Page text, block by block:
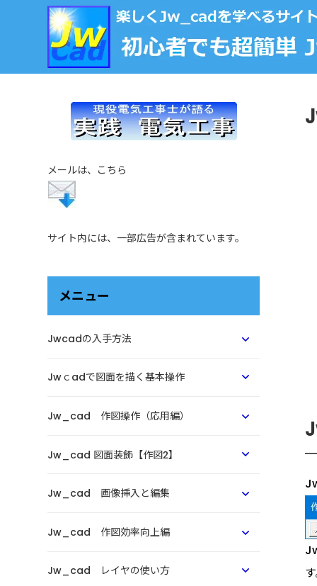
す
メールは、こちら
サイト内には、一部広告が含まれています。
メニュー
Jwcadの入手方法
Jwｃadで図面を描く基本操作
Jw_cad 作図操作（応用編）
Jw_cad 図面装飾【作図2】
Jw_cad 画像挿入と編集
Jw_cad 作図効率向上編
Jw_cad レイヤの使い方